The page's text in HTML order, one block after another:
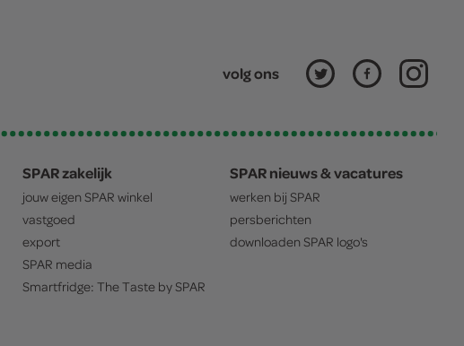
volg ons
SPAR zakelijk
jouw eigen SPAR winkel
vastgoed
export
SPAR media
Smartfridge: The Taste bySPAR
SPAR nieuws & vacatures
werken bij SPAR
persberichten
downloaden SPAR logo's